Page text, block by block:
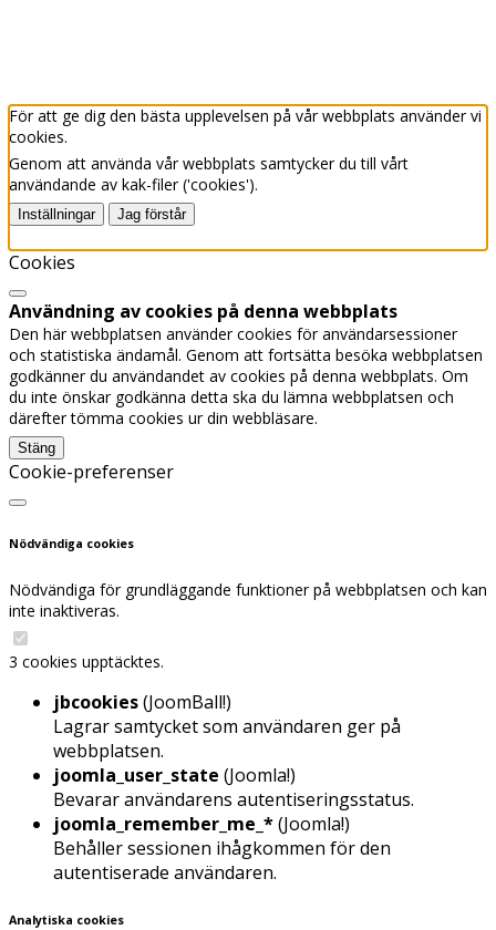
För att ge dig den bästa upplevelsen på vår webbplats använder vi
cookies.
Genom att använda vår webbplats samtycker du till vårt
användande av kak-filer ('cookies').
Inställningar Jag förstår
Cookies
Användning av cookies på denna webbplats
Den här webbplatsen använder cookies för användarsessioner
och statistiska ändamål. Genom att fortsätta besöka webbplatsen
godkänner du användandet av cookies på denna webbplats. Om
du inte önskar godkänna detta ska du lämna webbplatsen och
därefter tömma cookies ur din webbläsare.
Stäng
Cookie-preferenser
Nödvändiga cookies
Nödvändiga för grundläggande funktioner på webbplatsen och kan
inte inaktiveras.
3 cookies upptäcktes.
jbcookies(JoomBall!)
Lagrar samtycket som användaren ger på
webbplatsen.
joomla_user_state (Joomla!)
Bevarar användarens autentiseringsstatus.
joomla_remember_me_*(Joomla!)
Behåller sessionen ihågkommen för den
autentiserade användaren.
Analytiska cookies